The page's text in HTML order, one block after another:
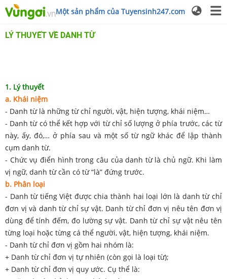
Một sản phẩm của Tuyensinh247.com
LÝ THUYẾT VỀ DANH TỪ
1. Lý thuyết
a. Khái niệm
- Danh từ là những từ chỉ người, vật, hiện tượng, khái niệm…
- Danh từ có thể kết hợp với từ chỉ số lượng ở phía trước, các từ
này, ấy, đó,… ở phía sau và một số từ ngữ khác để lập thành
cụm danh từ.
- Chức vụ điển hình trong câu của danh từ là chủ ngữ. Khi làm
vị ngữ, danh từ cần có từ “là” đứng trước.
b. Phân loại
- Danh từ tiếng Việt được chia thành hai loại lớn là danh từ chỉ
đơn vị và danh từ chỉ sự vật. Danh từ chỉ đơn vị nêu tên đơn vị
dùng để tính đếm, đo lường sự vật. Danh từ chỉ sự vật nêu tên
từng loại hoặc từng cá thể người, vật, hiện tượng, khái niệm.
- Danh từ chỉ đơn vị gồm hai nhóm là:
+ Danh từ chỉ đơn vị tự nhiên (còn gọi là loại từ);
+ Danh từ chỉ đơn vị quy ước. Cụ thể là: